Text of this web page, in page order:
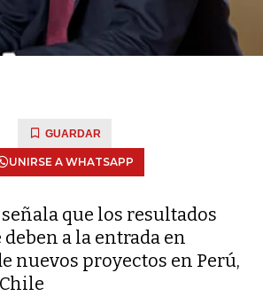
GUARDAR
UNIRSE A WHATSAPP
que los resultados
a la entrada en
nuevos proyectos en Perú,